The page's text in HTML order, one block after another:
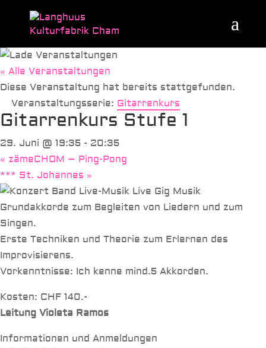
« Alle Veranstaltungen
Diese Veranstaltung hat bereits stattgefunden.
Veranstaltungsserie: Gitarrenkurs
Gitarrenkurs Stufe 1
29. Juni @ 19:35 - 20:35
« zämeCHOM – Ping-Pong
*** St. Johannes »
Grundakkorde zum Begleiten von Liedern und zum
Singen.
Erste Techniken und Theorie zum Erlernen des
Improvisierens.
Vorkenntnisse: Ich kenne mind.5 Akkorden.
Kosten: CHF 140.-
Leitung Violeta Ramos
Informationen und Anmeldungen